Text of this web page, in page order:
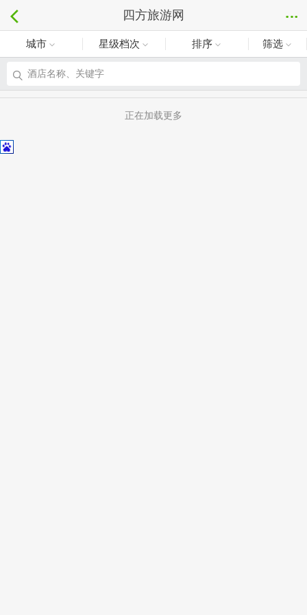
四方旅游网
城市 星级档次 排序 筛选
酒店名称、关键字
正在加载更多